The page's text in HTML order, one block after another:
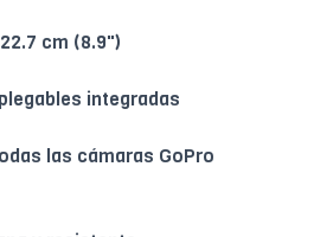
cm (8.9")
integradas
las cámaras GoPro